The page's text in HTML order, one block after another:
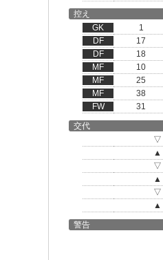
控え
GK
1
DF
17
DF
18
MF
10
MF
25
MF
38
FW
31
交代
▽
▲
▽
▲
▽
▲
警告